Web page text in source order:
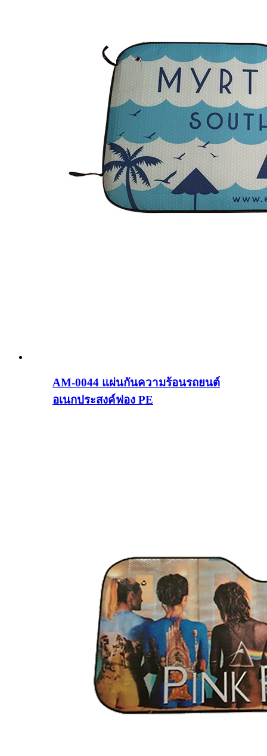
AM-0044 แผ่นกันความร้อนรถยนต์
อเนกประสงค์ฟอง PE